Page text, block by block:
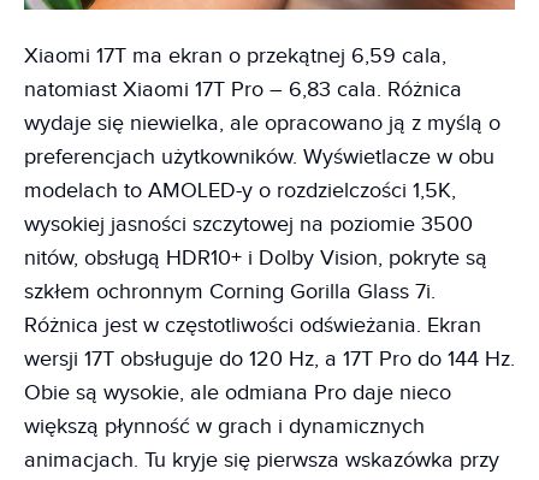
Xiaomi 17T ma ekran o przekątnej 6,59 cala,
natomiast Xiaomi 17T Pro – 6,83 cala. Różnica
wydaje się niewielka, ale opracowano ją z myślą o
preferencjach użytkowników. Wyświetlacze w obu
modelach to AMOLED-y o rozdzielczości 1,5K,
wysokiej jasności szczytowej na poziomie 3500
nitów, obsługą HDR10+ i Dolby Vision, pokryte są
szkłem ochronnym Corning Gorilla Glass 7i.
Różnica jest w częstotliwości odświeżania. Ekran
wersji 17T obsługuje do 120 Hz, a 17T Pro do 144 Hz.
Obie są wysokie, ale odmiana Pro daje nieco
większą płynność w grach i dynamicznych
animacjach. Tu kryje się pierwsza wskazówka przy